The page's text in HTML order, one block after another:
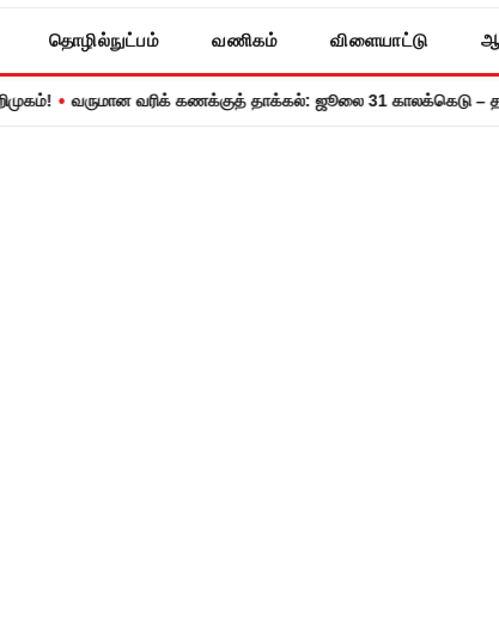
தொழில்நுட்பம் வணிகம் விளையாட்டு
• வருமான வரிக் கணக்குத் தாக்கல்: ஜூலை 31 காலக்கெடு –